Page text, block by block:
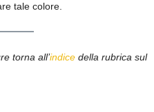
tale colore.
torna all’indice della rubrica sul